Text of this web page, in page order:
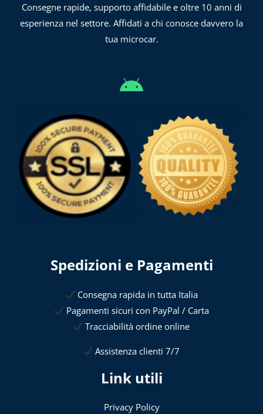
Consegne rapide, supporto affidabile e oltre 10 anni di
esperienza nel settore. Affidati a chi conosce davvero la
tua microcar.
Spedizioni e Pagamenti
Consegna rapida in tutta Italia
Pagamenti sicuri con PayPal / Carta
Tracciabilità ordine online
Assistenza clienti 7/7
Link utili
Privacy Policy